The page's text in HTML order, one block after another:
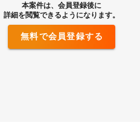
本案件は、会員登録後に
詳細を閲覧できるようになります。
無料で会員登録する